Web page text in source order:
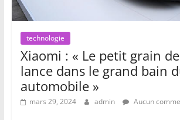
technologie
Xiaomi : « Le petit grain
lance dans le grand bain
automobile »
mars 29, 2024 admin Aucun